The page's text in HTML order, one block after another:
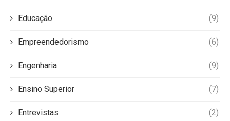
Educação (9)
Empreendedorismo (6)
Engenharia (9)
Ensino Superior (7)
Entrevistas (2)